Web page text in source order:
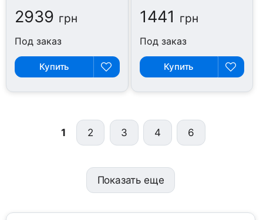
2939 грн
Под заказ
Купить
1441 грн
Под заказ
Купить
1 2 3 4 6
Показать еще